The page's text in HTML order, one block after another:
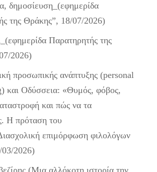
δημοσίευση_(εφημερίδα
της Θράκης”, 18/07/2026)
Παρατηρητής της
2026)
προσωπικής ανάπτυξης (personal
και Οδύσσεια: «Θυμός, φόβος,
και πώς να τα
Η πρόταση του
επιμόρφωση φιλολόγων
03/2026)
(Μια αλλόκοτη ιστορία την